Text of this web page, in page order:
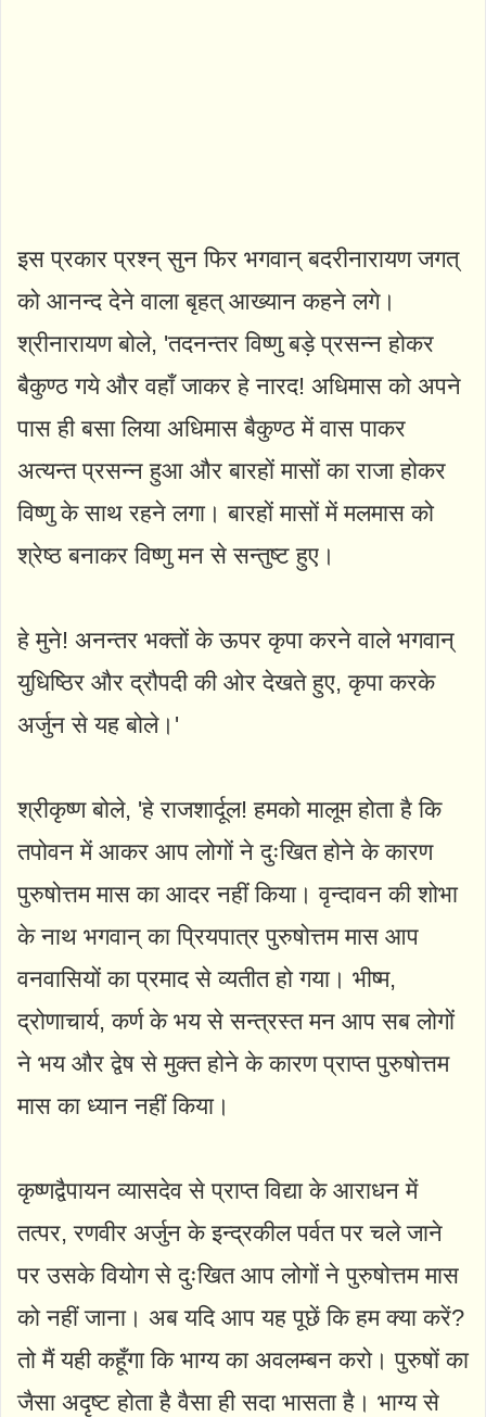
इस प्रकार प्रश्न् सुन फिर भगवान् बदरीनारायण जगत्
को आनन्द देने वाला बृहत् आख्यान कहने लगे।
श्रीनारायण बोले, 'तदनन्तर विष्णु बड़े प्रसन्न होकर
बैकुण्ठ गये और वहाँ जाकर हे नारद! अधिमास को अपने
पास ही बसा लिया अधिमास बैकुण्ठ में वास पाकर
अत्यन्त प्रसन्न हुआ और बारहों मासों का राजा होकर
विष्णु के साथ रहने लगा। बारहों मासों में मलमास को
श्रेष्ठ बनाकर विष्णु मन से सन्तुष्ट हुए।
हे मुने! अनन्तर भक्तों के ऊपर कृपा करने वाले भगवान्
युधिष्ठिर और द्रौपदी की ओर देखते हुए, कृपा करके
अर्जुन से यह बोले।'
श्रीकृष्ण बोले, 'हे राजशार्दूल! हमको मालूम होता है कि
तपोवन में आकर आप लोगों ने दुःखित होने के कारण
पुरुषोत्तम मास का आदर नहीं किया। वृन्दावन की शोभा
के नाथ भगवान् का प्रियपात्र पुरुषोत्तम मास आप
वनवासियों का प्रमाद से व्यतीत हो गया। भीष्म,
द्रोणाचार्य, कर्ण के भय से सन्त्रस्त मन आप सब लोगों
ने भय और द्वेष से मुक्त होने के कारण प्राप्त पुरुषोत्तम
मास का ध्यान नहीं किया।
कृष्णद्वैपायन व्यासदेव से प्राप्त विद्या के आराधन में
तत्पर, रणवीर अर्जुन के इन्द्रकील पर्वत पर चले जाने
पर उसके वियोग से दुःखित आप लोगों ने पुरुषोत्तम मास
को नहीं जाना। अब यदि आप यह पूछें कि हम क्या करें?
तो मैं यही कहूँगा कि भाग्य का अवलम्बन करो। पुरुषों का
जैसा अदृष्ट होता है वैसा ही सदा भासता है। भाग्य से